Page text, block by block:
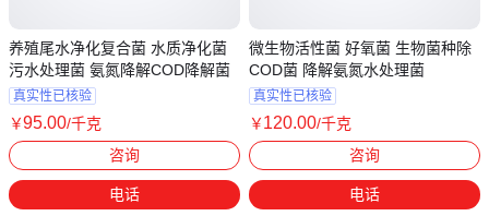
养殖尾水净化复合菌 水质净化菌
污水处理菌 氨氮降解COD降解菌
真实性已核验
￥95.00/千克
咨询
电话
微生物活性菌 好氧菌 生物菌种除
COD菌 降解氨氮水处理菌
真实性已核验
￥120.00/千克
咨询
电话